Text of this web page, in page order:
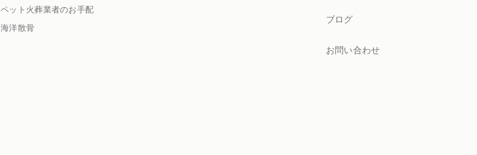
ペット火葬業者のお手配
海洋散骨
ブログ
お問い合わせ